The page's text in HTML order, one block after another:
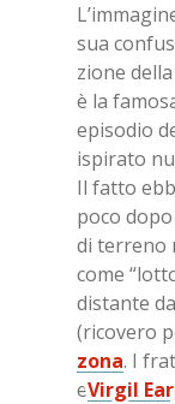
sua
zio­ne
è la
epi­so­dio
ispi­ra­to
Il fat­to
poco
di ter­re­no
come
di­stan­te
(ri­co­ve­ro
zo­na. I
eVir­gil